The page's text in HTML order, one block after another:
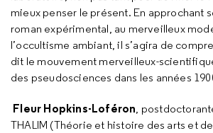
mieux penser le présent. En approchant
roman expérimental, au merveilleux
l’occultisme ambiant, il s’agira de
dit le mouvement merveilleux-
des pseudosciences dans les années
Fleur Hopkins-Loféron ,
THALIM (Théorie et histoire des arts et